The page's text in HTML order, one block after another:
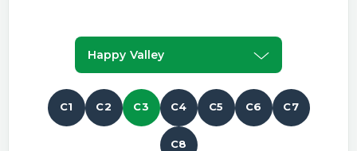
Happy Valley
C1 C2 C3 C4 C5 C6 C7
C8